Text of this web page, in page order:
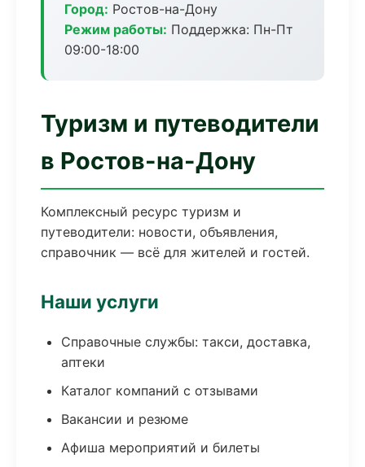
Город: Ростов-на-Дону
Режим работы: Поддержка: Пн-Пт
09:00-18:00
Туризм и путеводители
в Ростов-на-Дону
Комплексный ресурс туризм и
путеводители: новости, объявления,
справочник — всё для жителей и гостей.
Наши услуги
Справочные службы: такси, доставка,
аптеки
Каталог компаний с отзывами
Вакансии и резюме
Афиша мероприятий и билеты